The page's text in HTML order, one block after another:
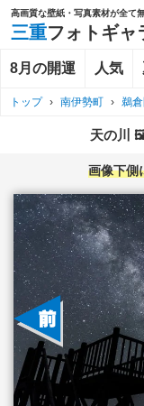
高画質な壁紙・写真素材が全て
三重フォトギャ
8月の開運 人気
トップ › 南伊勢町 › 鵜
天の川
画像下側